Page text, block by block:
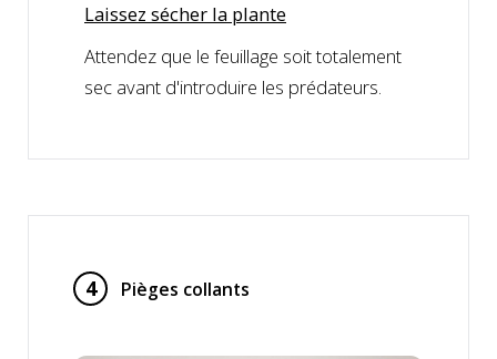
Laissez sécher la plante
Attendez que le feuillage soit totalement
sec avant d'introduire les prédateurs.
4 Pièges collants